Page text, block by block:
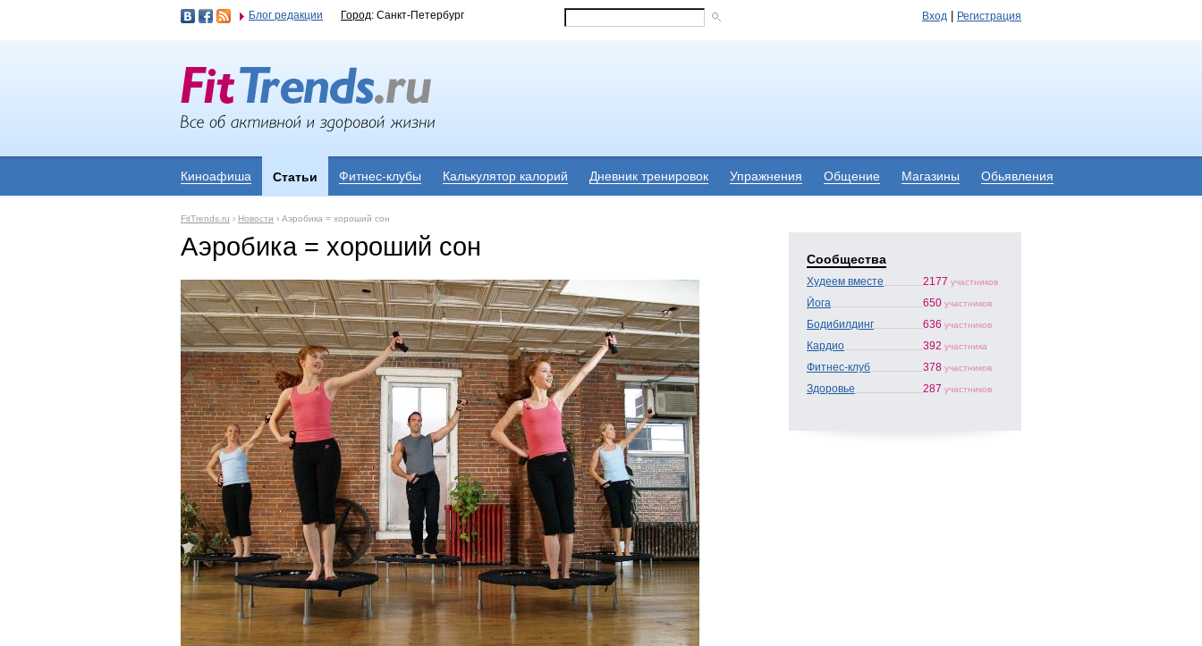
Блог редакции Город: Санкт-Петербург Вход Регистрация
Киноафиша Статьи Фитнес-клубы Калькулятор калорий Дневник тренировок Упражнения Общение Магазины Обьявления
FitTrends.ru › Новости › Аэробика = хороший сон
Аэробика = хороший сон Сообщества
Худеем вместе 2177 участников
Йога 650 участников
Бодибилдинг 636 участников
Кардио 392 участника
Фитнес-клуб 378 участников
Здоровье 287 участников